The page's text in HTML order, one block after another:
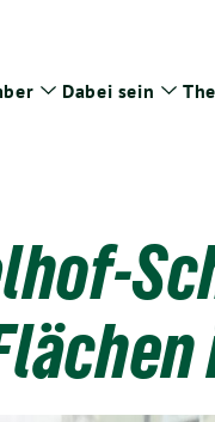
Zeige
Dabei sein